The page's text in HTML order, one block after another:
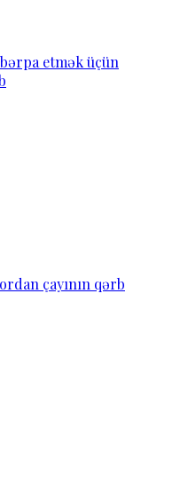
etmək üçün
çayının qərb